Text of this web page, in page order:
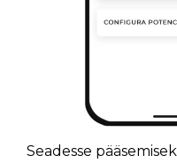
Seadesse